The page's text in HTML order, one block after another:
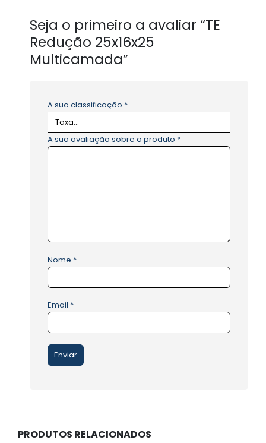
Seja o primeiro a avaliar “TE
Redução 25x16x25
Multicamada”
A sua classificação *
A sua avaliação sobre o produto *
Nome *
Email *
PRODUTOS RELACIONADOS